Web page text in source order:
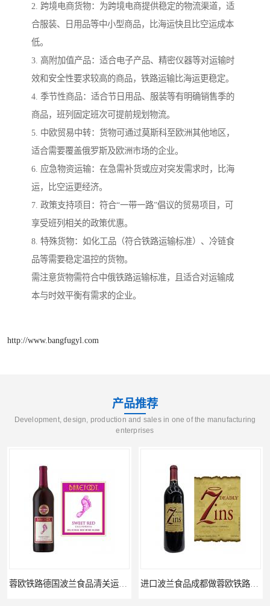
2. 跨境电商货物：为跨境电商提供稳定的物流渠道，适
合服装、日用品等中小型商品，比海运快且比空运成本
低。
3. 高附加值产品：适合电子产品、精密仪器等对运输时
效和安全性要求较高的商品，铁路运输比海运更稳定。
4. 季节性商品：适合节日用品、服装等有明确销售季的
商品，班列固定班次可提前规划物流。
5. 中欧贸易中转：货物可通过莫斯科至欧洲其他地区，
适合需要覆盖俄罗斯及欧洲市场的企业。
6. 应急物资运输：在急需补货或应对突发需求时，比海
运，比空运更经济。
7. 政策支持项目：符合“一带一路”倡议的贸易项目，可
享受班列相关的政策优惠。
8. 特殊货物：如化工品（符合铁路运输标准）、冷链食
品等需要稳定温控的货物。
需注意货物需符合中俄铁路运输标准，且适合对运输成
本与时效平衡有需求的企业。
http://www.bangfugyl.com
产品推荐
Development, design, production and sales in one of the manufacturing
enterprises
进口波兰食品成都做蓉欧铁路代理的公司 蓉欧铁路波兰罗兹食品成都清关物流